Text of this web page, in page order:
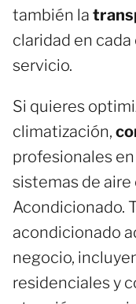
también la
claridad en
servicio.
Si quieres
climatización,
profesionales
sistemas de aire
Acondicionado.
acondicionado
negocio,
residenciales y